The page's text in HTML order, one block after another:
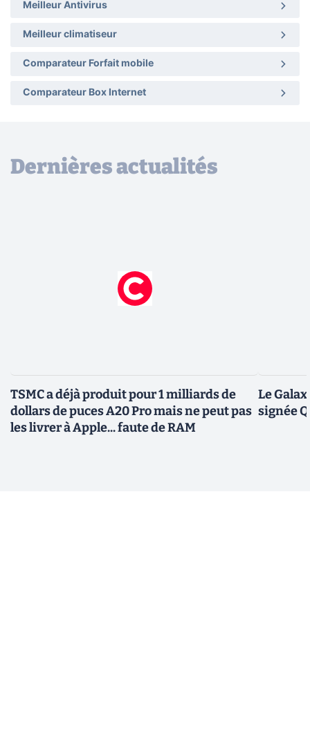
Meilleur Antivirus
Meilleur climatiseur
Comparateur Forfait mobile
Comparateur Box Internet
Dernières actualités
TSMC a déjà produit pour 1 milliards de
dollars de puces A20 Pro mais ne peut pas
les livrer à Apple... faute de RAM
Le
signée